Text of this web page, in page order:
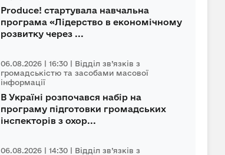
Produce! стартувала навчальна
програма «Лідерство в економічному
розвитку через ...
06.08.2026 | 16:30 | Відділ зв’язків з
громадськістю та засобами масової
інформації
В Україні розпочався набір на
програму підготовки громадських
інспекторів з охор...
06.08.2026 | 14:30 | Відділ зв’язків з